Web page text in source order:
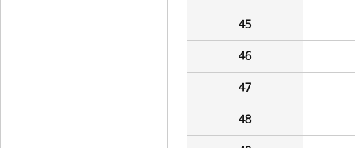
45
46
47
48